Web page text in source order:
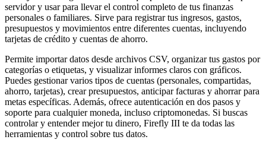
servidor y usar para llevar el control completo de tus finanzas
personales o familiares. Sirve para registrar tus ingresos, gastos,
presupuestos y movimientos entre diferentes cuentas, incluyendo
tarjetas de crédito y cuentas de ahorro.
Permite importar datos desde archivos CSV, organizar tus gastos por
categorías o etiquetas, y visualizar informes claros con gráficos.
Puedes gestionar varios tipos de cuentas (personales, compartidas,
ahorro, tarjetas), crear presupuestos, anticipar facturas y ahorrar para
metas específicas. Además, ofrece autenticación en dos pasos y
soporte para cualquier moneda, incluso criptomonedas. Si buscas
controlar y entender mejor tu dinero, Firefly III te da todas las
herramientas y control sobre tus datos.